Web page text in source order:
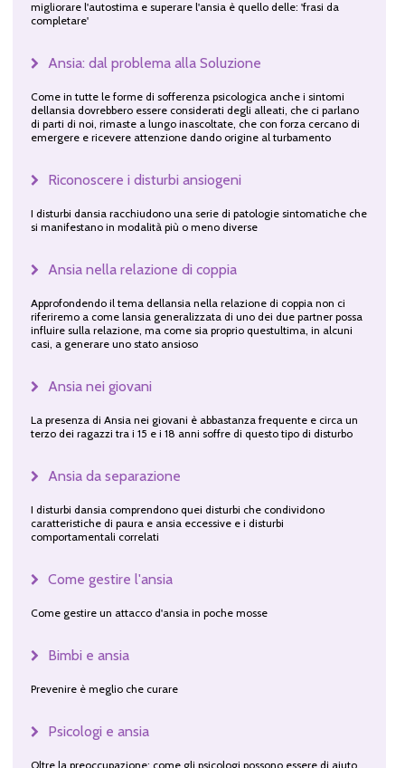
migliorare l'autostima e superare l'ansia è quello delle: 'frasi da
completare'
Ansia: dal problema alla Soluzione
Come in tutte le forme di sofferenza psicologica anche i sintomi
dellansia dovrebbero essere considerati degli alleati, che ci parlano
di parti di noi, rimaste a lungo inascoltate, che con forza cercano di
emergere e ricevere attenzione dando origine al turbamento
Riconoscere i disturbi ansiogeni
I disturbi dansia racchiudono una serie di patologie sintomatiche che
si manifestano in modalità più o meno diverse
Ansia nella relazione di coppia
Approfondendo il tema dellansia nella relazione di coppia non ci
riferiremo a come lansia generalizzata di uno dei due partner possa
influire sulla relazione, ma come sia proprio questultima, in alcuni
casi, a generare uno stato ansioso
Ansia nei giovani
La presenza di Ansia nei giovani è abbastanza frequente e circa un
terzo dei ragazzi tra i 15 e i 18 anni soffre di questo tipo di disturbo
Ansia da separazione
I disturbi dansia comprendono quei disturbi che condividono
caratteristiche di paura e ansia eccessive e i disturbi
comportamentali correlati
Come gestire l'ansia
Come gestire un attacco d'ansia in poche mosse
Bimbi e ansia
Prevenire è meglio che curare
Psicologi e ansia
Oltre la preoccupazione: come gli psicologi possono essere di aiuto